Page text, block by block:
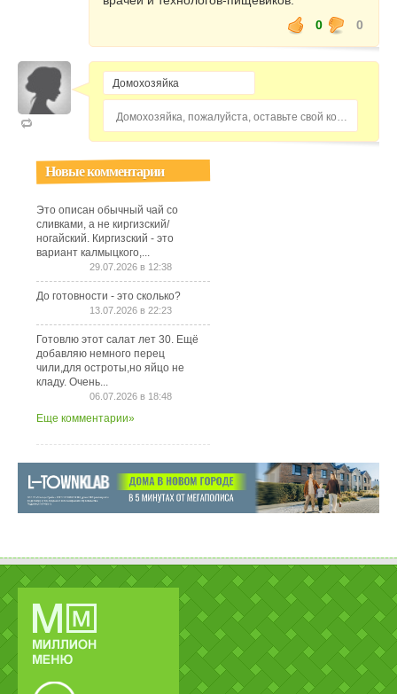
0
0
Домохозяйка, пожалуйста, оставьте свой комментарий...
Новые комментарии
Это описан обычный чай со
сливками, а не киргизский/
ногайский. Киргизский - это
вариант калмыцкого,...
29.07.2026 в 12:38
До готовности - это сколько?
13.07.2026 в 22:23
Готовлю этот салат лет 30. Ещё
добавляю немного перец
чили,для остроты,но яйцо не
кладу. Очень...
06.07.2026 в 18:48
Еще комментарии»